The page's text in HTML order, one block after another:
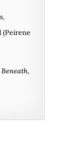
,
(Peirene
,